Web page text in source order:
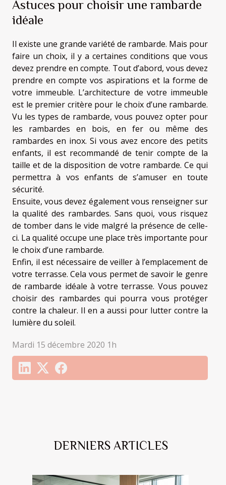
Astuces pour choisir une rambarde
idéale
Il existe une grande variété de rambarde. Mais pour
faire un choix, il y a certaines conditions que vous
devez prendre en compte. Tout d’abord, vous devez
prendre en compte vos aspirations et la forme de
votre immeuble. L’architecture de votre immeuble
est le premier critère pour le choix d’une rambarde.
Vu les types de rambarde, vous pouvez opter pour
les rambardes en bois, en fer ou même des
rambardes en inox. Si vous avez encore des petits
enfants, il est recommandé de tenir compte de la
taille et de la disposition de votre rambarde. Ce qui
permettra à vos enfants de s’amuser en toute
sécurité.
Ensuite, vous devez également vous renseigner sur
la qualité des rambardes. Sans quoi, vous risquez
de tomber dans le vide malgré la présence de celle-
ci. La qualité occupe une place très importante pour
le choix d’une rambarde.
Enfin, il est nécessaire de veiller à l’emplacement de
votre terrasse. Cela vous permet de savoir le genre
de rambarde idéale à votre terrasse. Vous pouvez
choisir des rambardes qui pourra vous protéger
contre la chaleur. Il en a aussi pour lutter contre la
lumière du soleil.
Mardi 15 décembre 2020 1h
DERNIERS ARTICLES